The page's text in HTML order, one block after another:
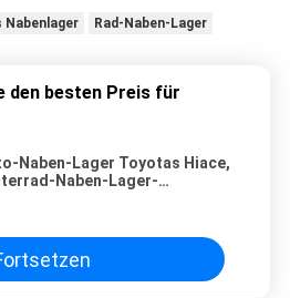
Nabenlager Rad-Naben-Lager
den besten Preis für
Naben-Lager Toyotas Hiace,
Naben-Lager-